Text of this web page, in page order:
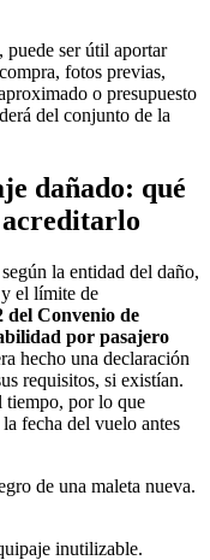
puede ser útil aportar
fotos previas,
o presupuesto
del conjunto de la
dañado: qué
acreditarlo
la entidad del daño,
el límite de
del Convenio de
por pasajero
hecho una declaración
requisitos, si existían.
tiempo, por lo que
fecha del vuelo antes
de una maleta nueva.
inutilizable.